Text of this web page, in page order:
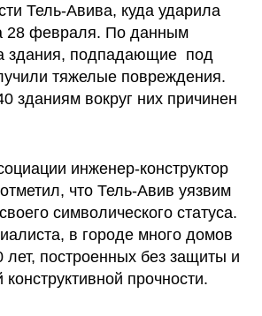
Тель-Авива, куда ударила
28 февраля. По данным
здания, подпадающие  под
тяжелые повреждения.
зданиям вокруг них причинен
инженер-конструктор
что Тель-Авив уязвим
символического статуса.
в городе много домов
лет, построенных без защиты и
конструктивной прочности.